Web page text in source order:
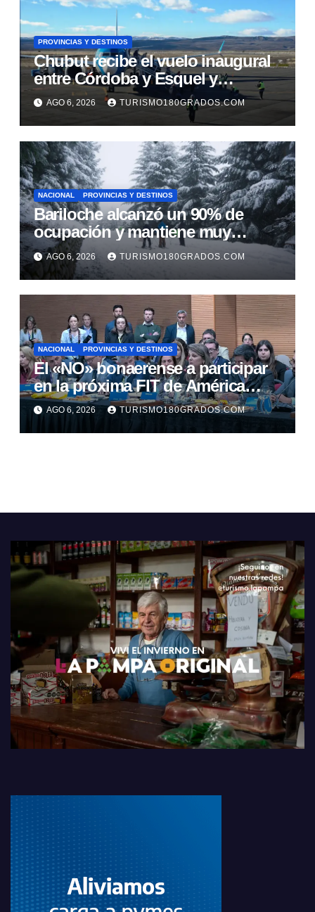
PROVINCIAS Y DESTINOS
Chubut recibe el vuelo inaugural
entre Córdoba y Esquel y
fortalece la promoción turística de
la cordillera
AGO 6, 2026 TURISMO180GRADOS.COM
NACIONAL PROVINCIAS Y DESTINOS
Bariloche alcanzó un 90% de
ocupación y mantiene muy
buenas expectativas para agosto
AGO 6, 2026 TURISMO180GRADOS.COM
NACIONAL PROVINCIAS Y DESTINOS
El «NO» bonaerense a participar
en la próxima FIT de América
Latina
AGO 6, 2026 TURISMO180GRADOS.COM